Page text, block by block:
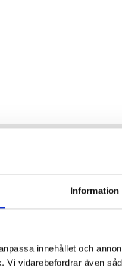
Information
innehållet och
vidarebefordrar även